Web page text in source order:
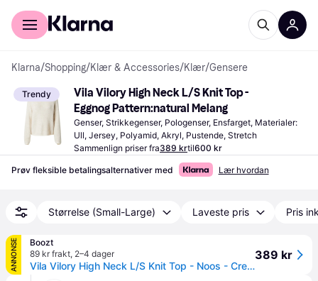
For kunder
Klarna/Shopping/Klær & Accessories/Klær/Gensere
Trendy
Vila Vilory High Neck L/S Knit Top -
Eggnog Pattern:natural Melang
Genser, Strikkegenser, Pologenser, Ensfarget, Materialer:
Ull, Jersey, Polyamid, Akryl, Pustende, Stretch
Sammenlign priser fra389 krtil600 kr
Prøv fleksible betalingsalternativer med Lær hvordan
Størrelse (Small-Large) Laveste pris Pris
ANNONSE
Boozt
89 kr frakt, 2–4 dager
Vila Vilory High Neck L/S Knit Top - Noos - Cream - XL
389 kr